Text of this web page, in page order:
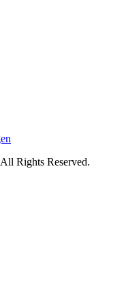
Rights Reserved.